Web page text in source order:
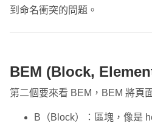
到命名衝突的問題。
BEM (Block,
第二個要來看 BEM，BEM 將頁
B（Block）：區塊，像是